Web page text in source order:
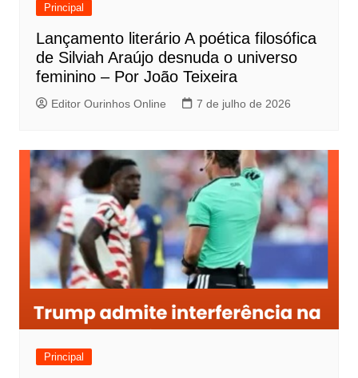
Principal
Lançamento literário A poética filosófica
de Silviah Araújo desnuda o universo
feminino – Por João Teixeira
Editor Ourinhos Online 7 de julho de 2026
Principal